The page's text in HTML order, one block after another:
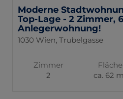
Moderne
Top-Lage - 2 Zimmer,
Anlegerwohnung!
1030 Wien, Trubelgasse
Zimmer
2
Fläche
ca. 62 m